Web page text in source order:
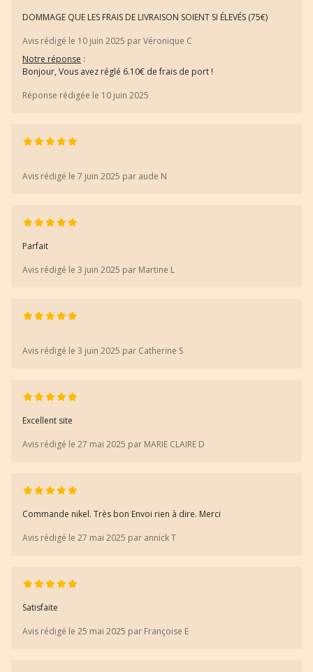
DOMMAGE QUE LES FRAIS DE LIVRAISON SOIENT SI ÉLEVÉS (75€)
Avis rédigé le 10 juin 2025 par Véronique C
Notre réponse :
Bonjour, Vous avez réglé 6.10€ de frais de port !
Réponse rédigée le 10 juin 2025
Avis rédigé le 7 juin 2025 par aude N
Parfait
Avis rédigé le 3 juin 2025 par Martine L
Avis rédigé le 3 juin 2025 par Catherine S
Excellent site
Avis rédigé le 27 mai 2025 par MARIE CLAIRE D
Commande nikel. Très bon Envoi rien à dire. Merci
Avis rédigé le 27 mai 2025 par annick T
Satisfaite
Avis rédigé le 25 mai 2025 par Françoise E